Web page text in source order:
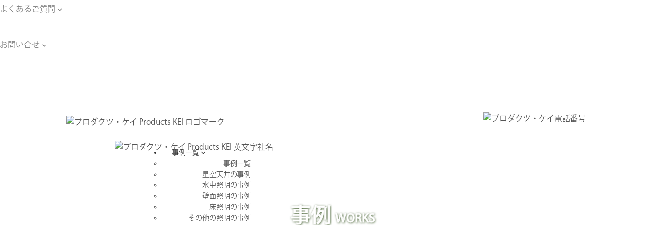
よくあるご質問 
お問い合せ 
事例一覧 
事例一覧
星空天井の事例
水中照明の事例
壁面照明の事例
床照明の事例
その他の照明の事例
事例WORKS